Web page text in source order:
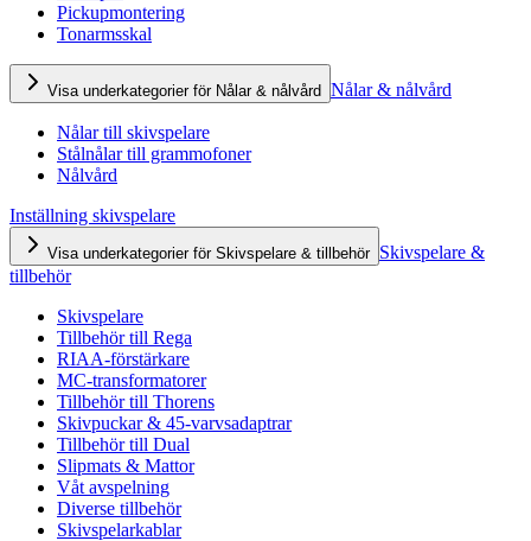
Pickupmontering
Tonarmsskal
Visa underkategorier för Nålar & nålvård Nålar & nålvård
Nålar till skivspelare
Stålnålar till grammofoner
Nålvård
Inställning skivspelare
Visa underkategorier för Skivspelare & tillbehör Skivspelare &
tillbehör
Skivspelare
Tillbehör till Rega
RIAA-förstärkare
MC-transformatorer
Tillbehör till Thorens
Skivpuckar & 45-varvsadaptrar
Tillbehör till Dual
Slipmats & Mattor
Våt avspelning
Diverse tillbehör
Skivspelarkablar